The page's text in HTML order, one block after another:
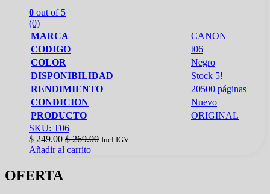
0 out of 5
(0)
MARCA
CANON
CODIGO
t06
COLOR
Negro
DISPONIBILIDAD
Stock 5!
RENDIMIENTO
20500 páginas
CONDICION
Nuevo
PRODUCTO
ORIGINAL
SKU: T06
$ 249.00 $269.00 Incl IGV.
Añadir al carrito
OFERTA